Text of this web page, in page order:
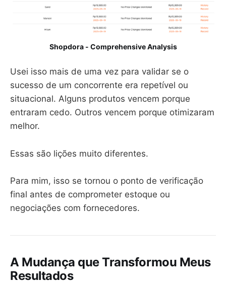
Shopdora - Comprehensive Analysis
Usei isso mais de uma vez para validar se o
sucesso de um concorrente era repetível ou
situacional. Alguns produtos vencem porque
entraram cedo. Outros vencem porque otimizaram
melhor.
Essas são lições muito diferentes.
Para mim, isso se tornou o ponto de verificação
final antes de comprometer estoque ou
negociações com fornecedores.
A Mudança que Transformou Meus
Resultados